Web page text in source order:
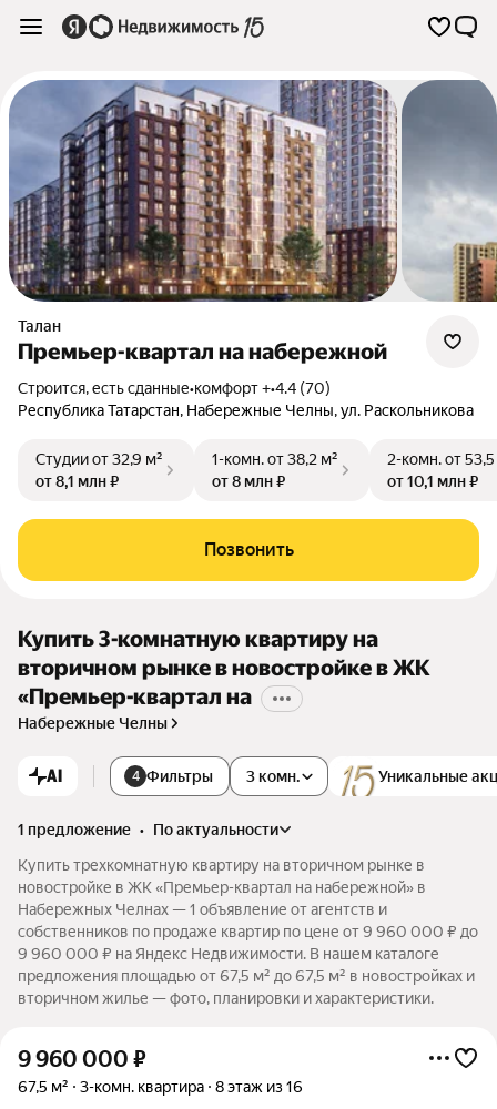
Талан
Премьер-квартал на набережной
Строится, есть сданные•комфорт +•4.4 (70)
Республика Татарстан, Набережные Челны,ул. Раскольникова
Студииот 32,9 м²
от 8,1 млн ₽
1-комн.от 38,2 м²
от 8 млн ₽
2-комн.от
от 10,1 млн ₽
Позвонить
Купить 3-комнатную квартиру на
вторичном рынке в новостройке в ЖК
«Премьер-квартал на
Набережные Челны
AI 4 Фильтры Уникальные
3 комн.
1 предложение •
по актуальности
Купить трехкомнатную квартиру на вторичном рынке в
новостройке в ЖК «Премьер-квартал на набережной» в
Набережных Челнах — 1 объявление от агентств и
собственников по продаже квартир по цене от 9 960 000 ₽ до
9 960 000 ₽ на Яндекс Недвижимости. В нашем каталоге
предложения площадью от 67,5 м² до 67,5 м² в новостройках и
вторичном жилье — фото, планировки и характеристики.
9 960 000 ₽
67,5 м² 3-комн. квартира 8 этаж из 16